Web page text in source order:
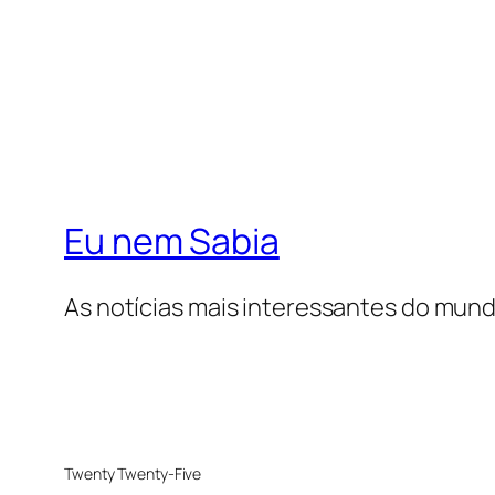
Eu nem Sabia
As notícias mais interessantes do
Twenty Twenty-Five